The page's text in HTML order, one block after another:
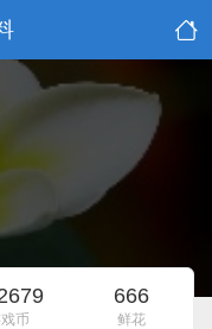
币
666
鲜花